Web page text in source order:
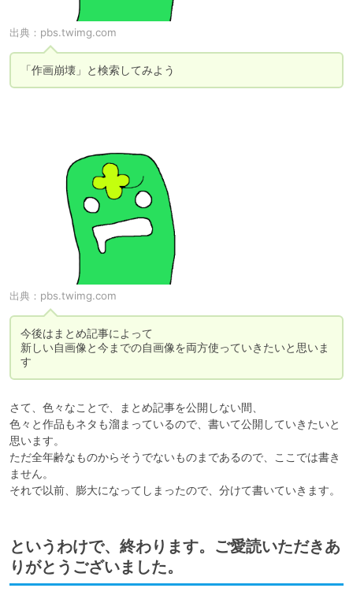
出典： pbs.twimg.com
「作画崩壊」と検索してみよう
出典： pbs.twimg.com
今後はまとめ記事によって
新しい自画像と今までの自画像を両方使っていきたいと思いま
す
さて、色々なことで、まとめ記事を公開しない間、
色々と作品もネタも溜まっているので、書いて公開していきたいと
思います。
ただ全年齢なものからそうでないものまであるので、ここでは書き
ません。
それで以前、膨大になってしまったので、分けて書いていきます。
というわけで、終わります。ご愛読いただきあ
りがとうございました。